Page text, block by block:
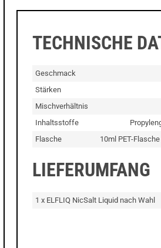
TECHNISCHE
Geschmack
Stärken
Mischverhältnis
Inhaltsstoffe
Flasche
10ml PET-
LIEFERUMFANG
1 x ELFLIQ NicSalt Liquid nach Wahl